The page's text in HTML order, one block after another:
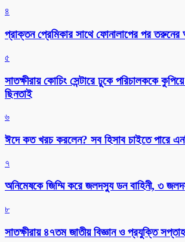
৪
প্রাক্তন প্রেমিকার সাথে ফোনালাপের পর তরুনের
৫
সাতক্ষীরায় কোচিং সেন্টারে ঢুকে পরিচালককে
ছিনতাই
৬
ঈদে কত খরচ করলেন? সব হিসাব চাইতে পারে
৭
অনিমেষকে জিম্মি করে জলদস্যু ডন বাহিনী, ৩
৮
সাতক্ষীরায় ৪৭তম জাতীয় বিজ্ঞান ও প্রযুক্তি